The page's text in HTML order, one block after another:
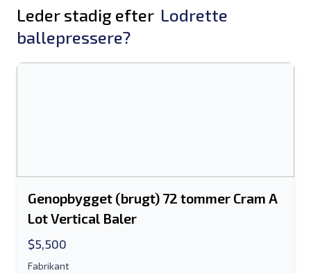
Leder stadig efter Lodrette
ballepressere?
Genopbygget (brugt) 72 tommer Cram A
Lot Vertical Baler
$5,500
Fabrikant